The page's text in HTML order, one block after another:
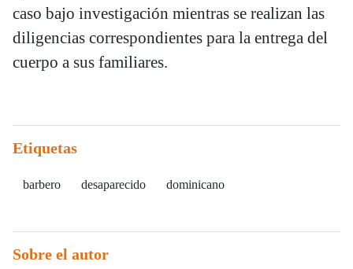
caso bajo investigación mientras se realizan las
diligencias correspondientes para la entrega del
cuerpo a sus familiares.
Etiquetas
barbero desaparecido dominicano
Sobre el autor